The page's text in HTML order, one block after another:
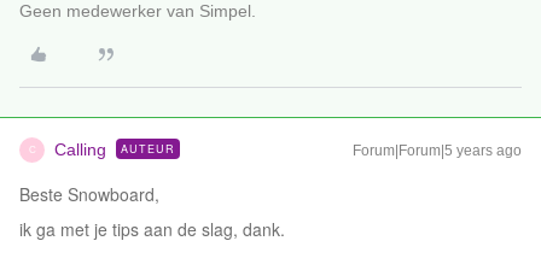
Geen medewerker van Simpel.
C Calling AUTEUR Forum|Forum|5 years ago
Beste Snowboard,
ik ga met je tips aan de slag, dank.